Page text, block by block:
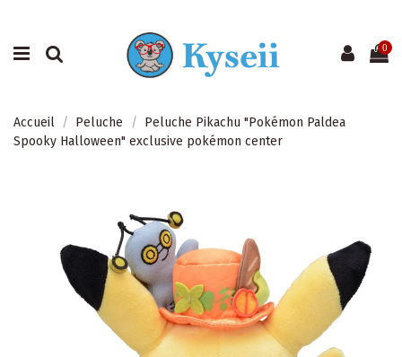
0
Accueil Peluche
Peluche Pikachu "Pokémon Paldea
Spooky Halloween" exclusive pokémon center